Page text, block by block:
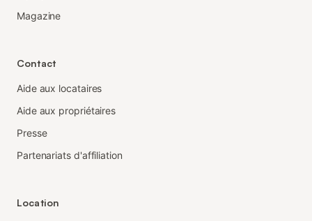
Magazine
Contact
Aide aux locataires
Aide aux propriétaires
Presse
Partenariats d'affiliation
Location